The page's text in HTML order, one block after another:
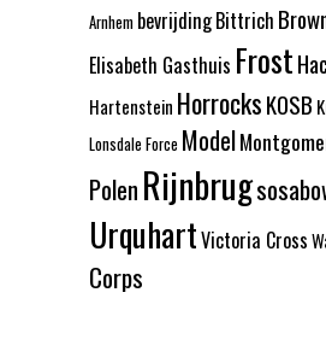
Arnhem bevrijdingBittrich
Elisabeth Gasthuis Frost
Hartenstein HorrocksKOSB
Lonsdale Force Model
PolenRijnbrug
UrquhartVictoria Cross
Corps